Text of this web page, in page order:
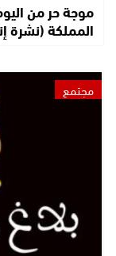
موجة حر من
المملكة (نشرة
مجتمع